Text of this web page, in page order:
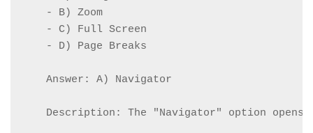
    - B) Zoom
    - C) Full Screen
    - D) Page Breaks
    Answer: A) Navigator
Description: The "Navigator" option opens